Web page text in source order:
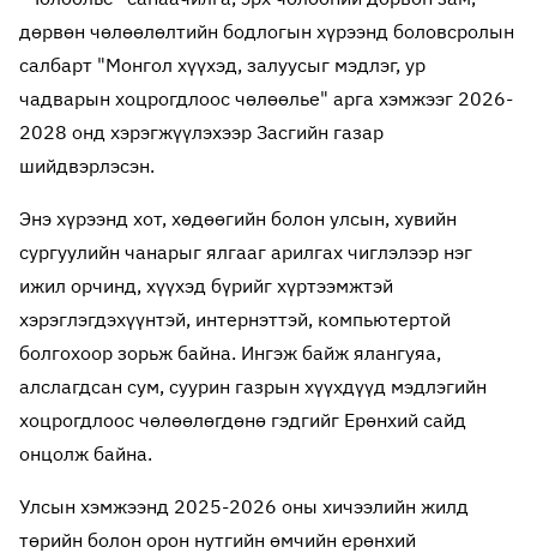
дөрвөн чөлөөлөлтийн бодлогын хүрээнд боловсролын
салбарт "Монгол хүүхэд, залуусыг мэдлэг, ур
чадварын хоцрогдлоос чөлөөлье" арга хэмжээг 2026-
2028 онд хэрэгжүүлэхээр Засгийн газар
шийдвэрлэсэн.
Энэ хүрээнд хот, хөдөөгийн болон улсын, хувийн
сургуулийн чанарыг ялгааг арилгах чиглэлээр нэг
ижил орчинд, хүүхэд бүрийг хүртээмжтэй
хэрэглэгдэхүүнтэй, интернэттэй, компьютертой
болгохоор зорьж байна. Ингэж байж ялангуяа,
алслагдсан сум, суурин газрын хүүхдүүд мэдлэгийн
хоцрогдлоос чөлөөлөгдөнө гэдгийг Ерөнхий сайд
онцолж байна.
Улсын хэмжээнд 2025-2026 оны хичээлийн жилд
төрийн болон орон нутгийн өмчийн ерөнхий